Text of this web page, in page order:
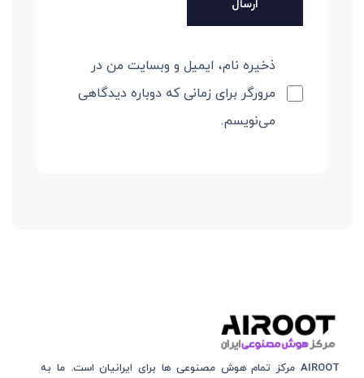
ذخیره نام، ایمیل و وبسایت من در
مرورگر برای زمانی که دوباره دیدگاهی
می‌نویسم.
AIROOT مرکز تمام هوش مصنوعی‌‌‌ ها برای ایرانیان است. ما به